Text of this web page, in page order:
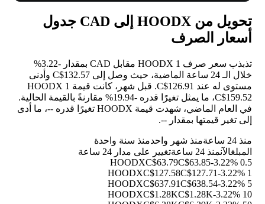
تحويل من HOODX إلى CAD جدول
أسعار الصرف
تذبذب سعر صرف 1 HOODX مقابل CAD بمقدار
-3.22%
خلال الـ 24 ساعة الماضية، حيث وصل إلى C$132.57 وأدنى
مستوى له عند C$126.91. قبل شهر، كانت قيمة 1 HOODX
C$159.52، ما يمثل تغيرًا قدره
-19.94%
مقارنةً بالقيمة الحالية.
في العام الماضي، شهدت قيمة HOODX تغيرًا قدره
--، ما أدى
إلى تغير قيمتها بمقدار --
.
منذ 24 ساعة منذ شهر واحدمنذ سنة واحدة
المبلغالآنمنذ 24 ساعة
تغيير على مدار 24 ساعة
0.5 HOODX
C$63.79C$63.85-3.22%
1 HOODX
C$127.58C$127.71-3.22%
5 HOODX
C$637.91C$638.54-3.22%
10 HOODX
C$1.28KC$1.28K-3.22%